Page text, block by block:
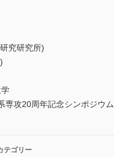
究研究所)
攻20周年記念シンポジウム
テゴリー